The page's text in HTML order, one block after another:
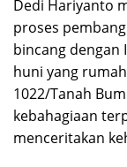
Dedi Hariyanto
proses
bincang dengan
huni yang
1022/Tanah
kebahagiaan
menceritakan